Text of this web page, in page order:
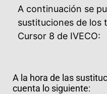
A continuación se
sustituciones de los
Cursor 8 de IVECO:
A la hora de las
cuenta lo siguiente: